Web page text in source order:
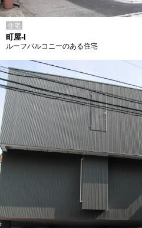
住宅
町屋-I
ルーフバルコニーのある住宅